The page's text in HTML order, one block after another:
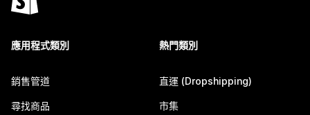
應用程式類別
銷售管道
尋找商品
熱門類別
直運 (Dropshipping)
市集